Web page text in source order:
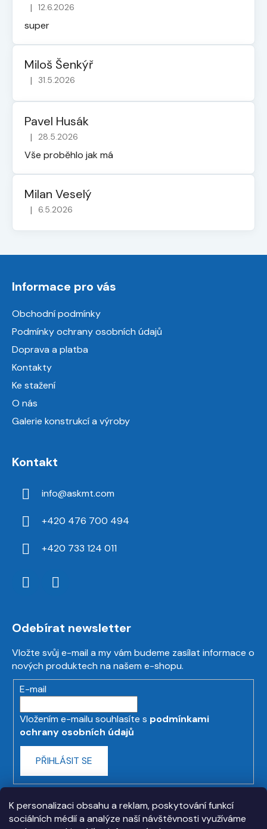
K personalizaci obsahu a reklam, poskytování funkcí
sociálních médií a analýze naší návštěvnosti využíváme
Hodnocení obchodu je 5 z 5 hvězdiček.
| 12.6.2026
super
Miloš Šenkýř
Hodnocení obchodu je 5 z 5 hvězdiček.
| 31.5.2026
Pavel Husák
Hodnocení obchodu je 5 z 5 hvězdiček.
| 28.5.2026
Vše proběhlo jak má
Milan Veselý
Hodnocení obchodu je 5 z 5 hvězdiček.
| 6.5.2026
Informace pro vás
Obchodní podmínky
Podmínky ochrany osobních údajů
Doprava a platba
Kontakty
Ke stažení
O nás
Galerie konstrukcí a výroby
Kontakt
info@askmt.com
+420 476 700 494
+420 733 124 011
Odebírat newsletter
Vložte svůj e-mail a my vám budeme zasílat informace o
nových produktech na našem e-shopu.
E-mail
Vložením e-mailu souhlasíte s podmínkami
ochrany osobních údajů
PŘIHLÁSIT SE